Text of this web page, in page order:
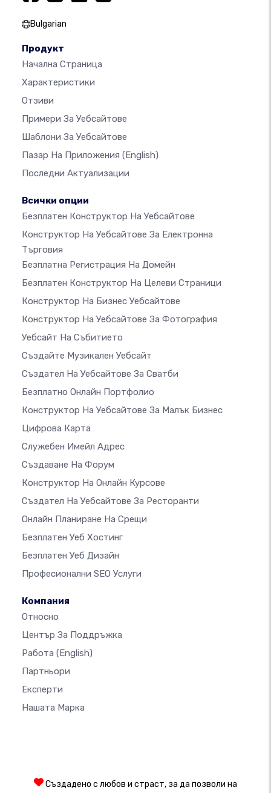
Bulgarian
Продукт
Начална Страница
Характеристики
Отзиви
Примери За Уебсайтове
Шаблони За Уебсайтове
Пазар На Приложения (English)
Последни Актуализации
Всички опции
Безплатен Конструктор На Уебсайтове
Конструктор На Уебсайтове За Електронна
Търговия
Безплатна Регистрация На Домейн
Безплатен Конструктор На Целеви Страници
Конструктор На Бизнес Уебсайтове
Конструктор На Уебсайтове За Фотография
Уебсайт На Събитието
Създайте Музикален Уебсайт
Създател На Уебсайтове За Сватби
Безплатно Онлайн Портфолио
Конструктор На Уебсайтове За Малък Бизнес
Цифрова Карта
Служебен Имейл Адрес
Създаване На Форум
Конструктор На Онлайн Курсове
Създател На Уебсайтове За Ресторанти
Онлайн Планиране На Срещи
Безплатен Уеб Хостинг
Безплатен Уеб Дизайн
Професионални SEO Услуги
Компания
Относно
Център За Поддръжка
Работа (English)
Партньори
Експерти
Нашата Марка
Създадено с любов и страст, за да позволи на